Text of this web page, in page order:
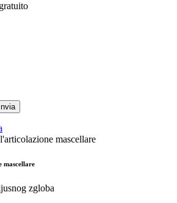
Invia
mascellare
mascellare